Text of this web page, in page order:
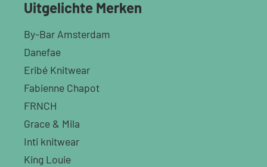
Uitgelichte Merken
By-Bar Amsterdam
Danefae
Eribé Knitwear
Fabienne Chapot
FRNCH
Grace & Mila
Inti knitwear
King Louie